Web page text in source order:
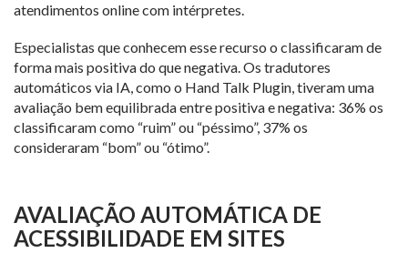
atendimentos online com intérpretes.
Especialistas que conhecem esse recurso o classificaram de
forma mais positiva do que negativa. Os tradutores
automáticos via IA, como o Hand Talk Plugin, tiveram uma
avaliação bem equilibrada entre positiva e negativa: 36% os
classificaram como “ruim” ou “péssimo”, 37% os
consideraram “bom” ou “ótimo”.
AVALIAÇÃO AUTOMÁTICA DE
ACESSIBILIDADE EM SITES